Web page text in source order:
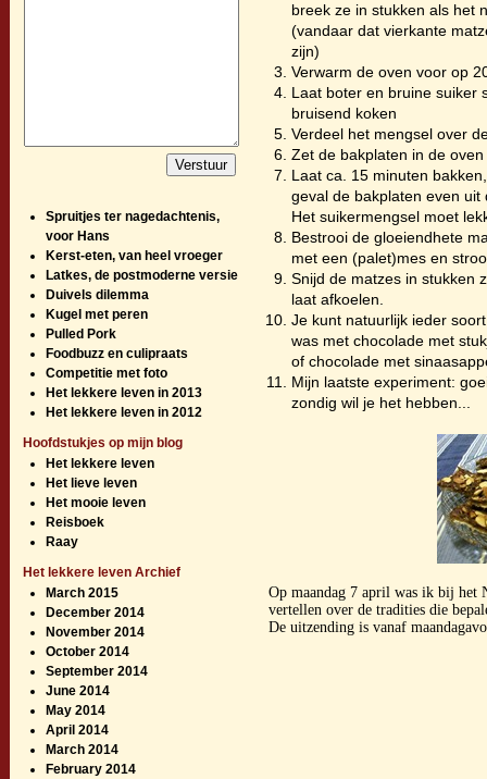
Spruitjes ter nagedachtenis,
voor Hans
Kerst-eten, van heel vroeger
Latkes, de postmoderne versie
Duivels dilemma
Kugel met peren
Pulled Pork
Foodbuzz en culipraats
Competitie met foto
Het lekkere leven in 2013
Het lekkere leven in 2012
Hoofdstukjes op mijn blog
Het lekkere leven
Het lieve leven
Het mooie leven
Reisboek
Raay
Het lekkere leven Archief
March 2015
December 2014
November 2014
October 2014
September 2014
June 2014
May 2014
April 2014
March 2014
February 2014
breek ze in stukken als het
(vandaar dat vierkante
zijn)
Verwarm de oven voor op
Laat boter en bruine suiker
bruisend koken
Verdeel het mengsel over
Zet de bakplaten in de
Laat ca. 15 minuten
geval de bakplaten even
Het suikermengsel moet
Bestrooi de gloeiendhete
met een (palet)mes en
Snijd de matzes in stukken
laat afkoelen.
Je kunt natuurlijk ieder
was met chocolade met
of chocolade met
Mijn laatste experiment:
zondig wil je het hebben...
Op maandag 7 april was ik bij het
vertellen over de tradities die
De uitzending is vanaf